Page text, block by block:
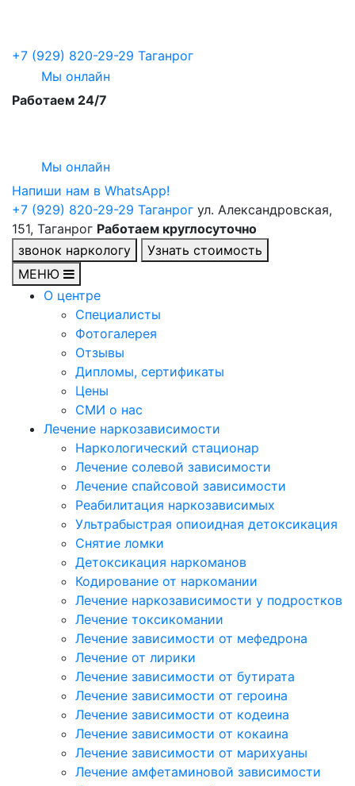
+7 (929) 820-29-29 Таганрог
Мы онлайн
Работаем 24/7
Мы онлайн
Напиши нам в WhatsApp!
+7 (929) 820-29-29 Таганрог ул. Александровская,
151, Таганрог Работаем круглосуточно
звонок наркологу
Узнать стоимость
МЕНЮ
О центре
Специалисты
Фотогалерея
Отзывы
Дипломы, сертификаты
Цены
СМИ о нас
Лечение наркозависимости
Наркологический стационар
Лечение солевой зависимости
Лечение спайсовой зависимости
Реабилитация наркозависимых
Ультрабыстрая опиоидная детоксикация
Снятие ломки
Детоксикация наркоманов
Кодирование от наркомании
Лечение наркозависимости у подростков
Лечение токсикомании
Лечение зависимости от мефедрона
Лечение от лирики
Лечение зависимости от бутирата
Лечение зависимости от героина
Лечение зависимости от кодеина
Лечение зависимости от кокаина
Лечение зависимости от марихуаны
Лечение амфетаминовой зависимости